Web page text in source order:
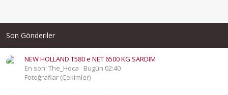
Son Gönderiler
NEW HOLLAND T580 e NET 6500 KG SARDIM
En son: The_Hoca
Bugün 02:40
Fotoğraflar (Çekimler)